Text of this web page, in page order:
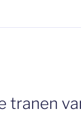
tranen